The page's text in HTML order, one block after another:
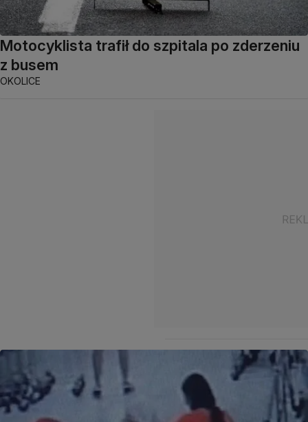
Motocyklista trafił do szpitala po zderzeniu
z busem
OKOLICE